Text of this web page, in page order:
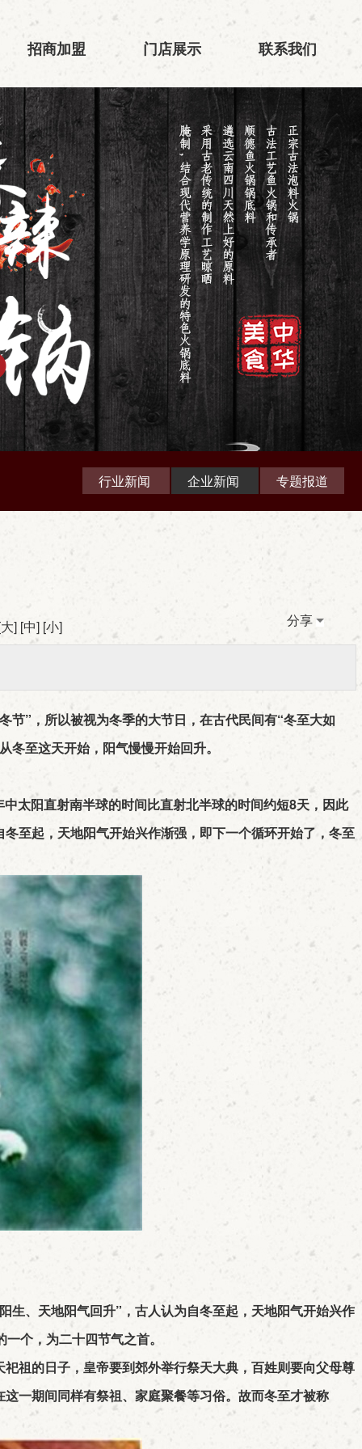
招商加盟 门店展示 联系我们
行业新闻 企业新闻 专题报道
大] [中] [小] 分享
”，所以被视为冬季的大节日，在古代民间有“冬至大如
至这天开始，阳气慢慢开始回升。
太阳直射南半球的时间比直射北半球的时间约短8天，因此
至起，天地阳气开始兴作渐强，即下一个循环开始了，冬至
、天地阳气回升”，古人认为自冬至起，天地阳气开始兴作
个，为二十四节气之首。
祖的日子，皇帝要到郊外举行祭天大典，百姓则要向父母尊
一期间同样有祭祖、家庭聚餐等习俗。故而冬至才被称